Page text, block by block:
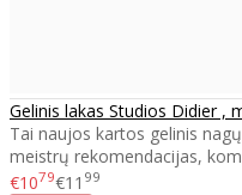
Gelinis lakas Studios Didier ,
Tai naujos kartos gelinis
meistrų rekomendacijas,
€1079€11 99